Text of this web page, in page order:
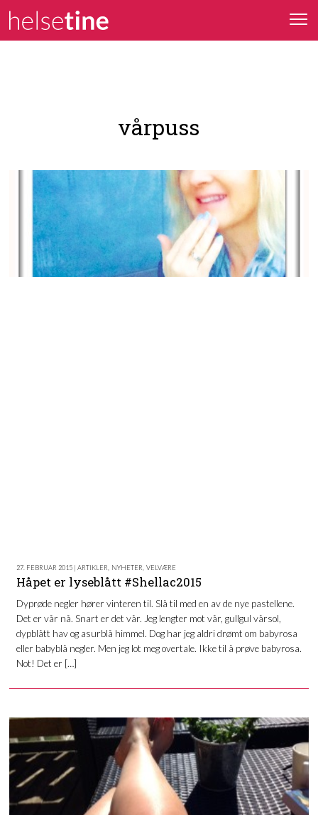
vårpuss
27. FEBRUAR 2015 | ARTIKLER NYHETER VELVÆRE
Håpet er lyseblått #Shellac2015
Dyprøde negler hører vinteren til. Slå til med en av de nye pastellene.
Det er vår nå. Snart er det vår. Jeg lengter mot vår, gullgul vårsol,
dypblått hav og asurblå himmel. Dog har jeg aldri drømt om babyrosa
eller babyblå negler. Men jeg lot meg overtale. Ikke til å prøve babyrosa.
Not! Det er […]